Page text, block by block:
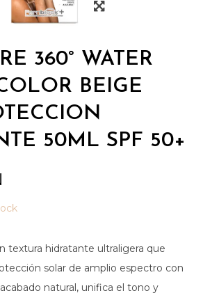
360° WATER
BEIGE
50ML SPF 50+
textura hidratante ultraligera que
solar de amplio espectro con
natural, unifica el tono y